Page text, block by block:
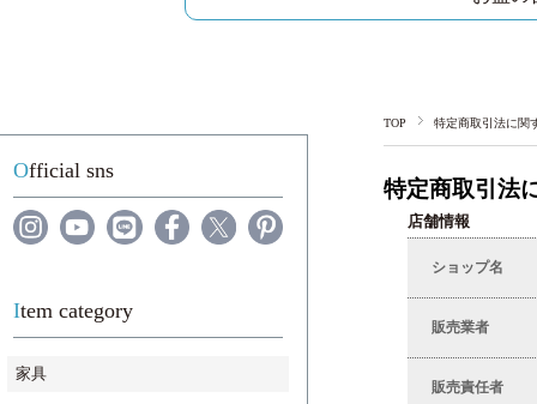
TOP 特定商取引法に関
特定商取引法
店舗情報
ショップ名
販売業者
販売責任者
Official sns
Item category
家具